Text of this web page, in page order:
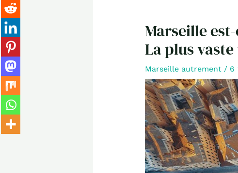
Marseille
La plus
Marseille autrement/ 6